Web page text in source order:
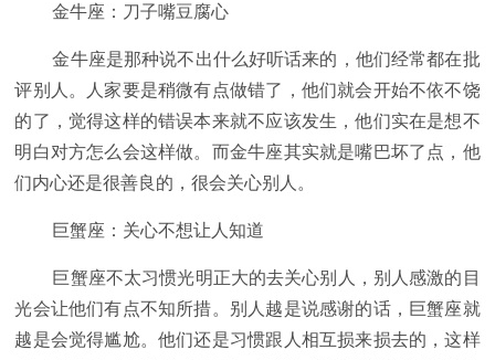
金牛座：刀子嘴豆腐心
金牛座是那种说不出什么好听话来的，他们经常都在批
评别人。人家要是稍微有点做错了，他们就会开始不依不饶
的了，觉得这样的错误本来就不应该发生，他们实在是想不
明白对方怎么会这样做。而金牛座其实就是嘴巴坏了点，他
们内心还是很善良的，很会关心别人。
巨蟹座：关心不想让人知道
巨蟹座不太习惯光明正大的去关心别人，别人感激的目
光会让他们有点不知所措。别人越是说感谢的话，巨蟹座就
越是会觉得尴尬。他们还是习惯跟人相互损来损去的，这样